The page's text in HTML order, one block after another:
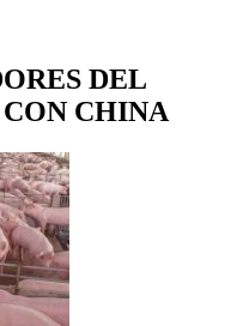
DEL
CHINA